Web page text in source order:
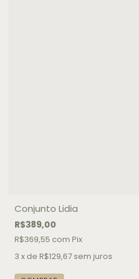
Conjunto Lidia
R$389,00
R$369,55 com Pix
3 x de R$129,67 sem juros